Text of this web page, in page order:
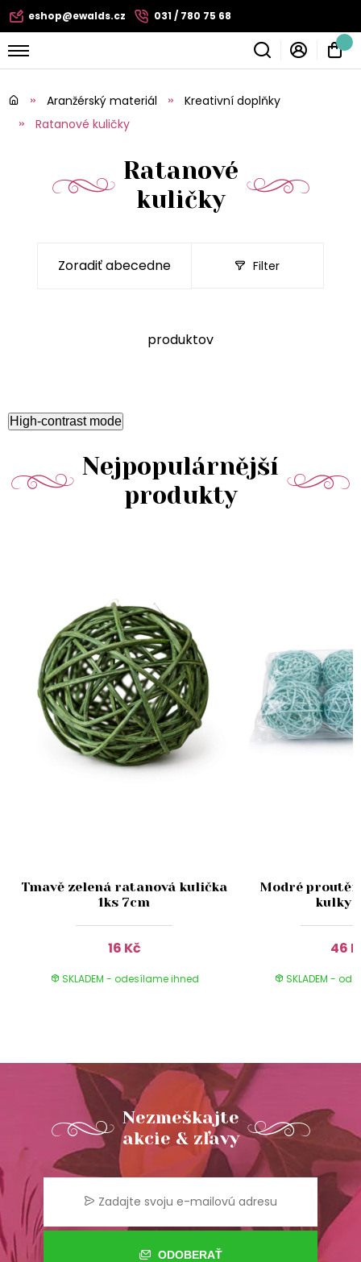
eshop@ewalds.cz 031 / 780 75 68
Aranžérský materiál
Kreativní doplňky
Ratanové kuličky
Ratanové
kuličky
Filter
produktov
High-contrast mode
Nejpopulárnější
produkty
Tmavě zelená ratanová kulička
1ks 7cm
16 Kč
SKLADEM - odesílame ihned
Modré
kulky
46
SKLADEM -
Nezmeškajte
akcie & zľavy
ODOBERAŤ